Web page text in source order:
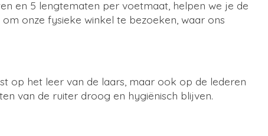
en 5 lengtematen per voetmaat, helpen we je de
onze fysieke winkel te bezoeken, waar ons
op het leer van de laars, maar ook op de lederen
van de ruiter droog en hygiënisch blijven.